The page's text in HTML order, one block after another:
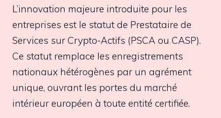
L’innovation majeure introduite pour les
entreprises est le statut de Prestataire de
Services sur Crypto-Actifs (PSCA ou CASP).
Ce statut remplace les enregistrements
nationaux hétérogènes par un agrément
unique, ouvrant les portes du marché
intérieur européen à toute entité certifiée.